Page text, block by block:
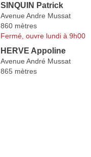
SINQUIN Patrick
Avenue Andre Mussat
860 mètres
Fermé, ouvre lundi à 9h00
HERVE Appoline
Avenue André Mussat
865 mètres